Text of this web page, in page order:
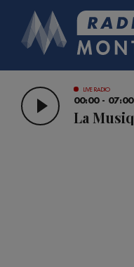
LIVE RADIO
00:00 - 07:00